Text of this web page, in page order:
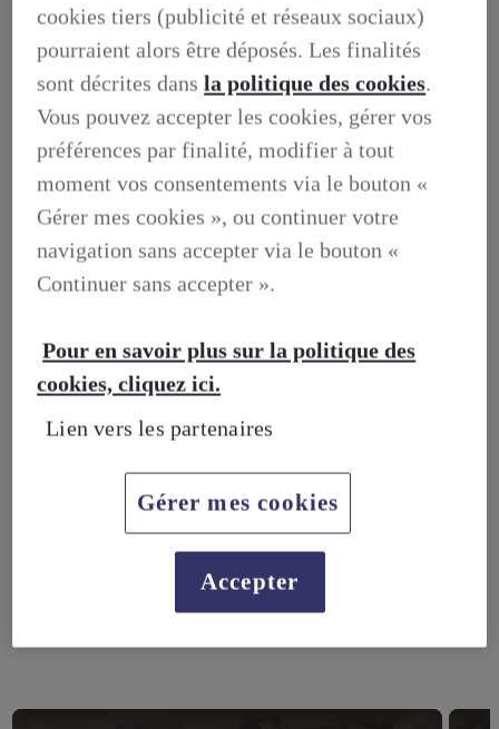
Découvrez notre gamme
Nos offres du moment
Business​
cookies tiers (publicité et réseaux sociaux)
pourraient alors être déposés. Les finalités
sont décrites dansla politique des cookies.
Vous pouvez accepter les cookies, gérer vos
préférences par finalité, modifier à tout
moment vos consentements via le bouton «
Gérer mes cookies », ou continuer votre
navigation sans accepter via le bouton «
Continuer sans accepter ».
Pour en savoir plus sur la politique des
cookies, cliquez ici.
Lien vers les partenaires
Gérer mes cookies
Accepter